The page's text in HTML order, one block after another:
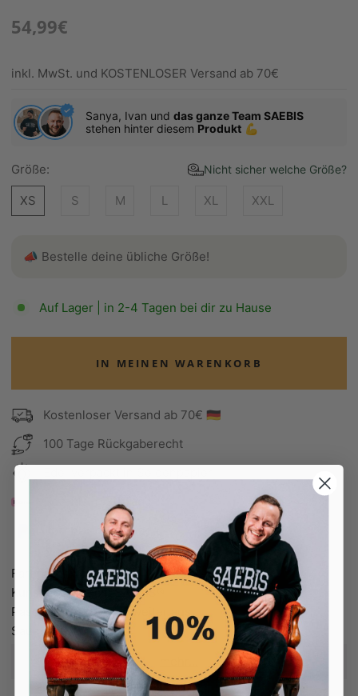
54,99€
inkl. MwSt. und KOSTENLOSER Versand ab 70€
Sanya, Ivan und das ganze Team SAEBIS
stehen hinter diesem Produkt 💪
Größe: Nicht sicher welche Größe?
XS S M L XL XXL
📣 Bestelle deine übliche Größe!
Auf Lager | in 2-4 Tagen bei dir zu Hause
IN MEINEN WARENKORB
Kostenloser Versand ab 70€ 🇩🇪
100 Tage Rückgaberecht
Bezahle in 30 Tagen
Bezahle in 30 Tagen
Farbe: schwarz
Kunstleder Patch: SAEBIS®
Passform: fällt etwas weiter aus
Saum: Elastisch
Material: 100% Polyester
Pflegehinweis: bei 30° waschen!